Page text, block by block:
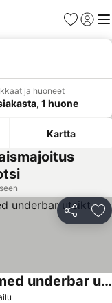
Suosikit
ja huoneet
1 huone
Kartta
Jaa
Fridfullt boende på lantgård med underbar utsikt